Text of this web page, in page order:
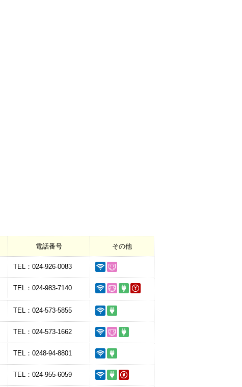
電話番号 その他
TEL：024-926-0083
TEL：024-983-7140
TEL：024-573-5855
TEL：024-573-1662
TEL：0248-94-8801
TEL：024-955-6059